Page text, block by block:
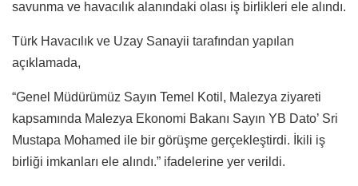
savunma ve havacılık alanındaki olası iş birlikleri ele alındı.
Türk Havacılık ve Uzay Sanayii tarafından yapılan
açıklamada,
“Genel Müdürümüz Sayın Temel Kotil, Malezya ziyareti
kapsamında Malezya Ekonomi Bakanı Sayın YB Dato’ Sri
Mustapa Mohamed ile bir görüşme gerçekleştirdi. İkili iş
birliği imkanları ele alındı.” ifadelerine yer verildi.